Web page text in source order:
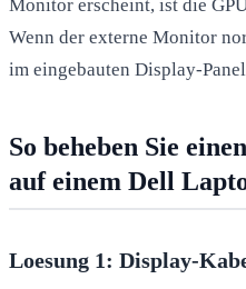
Monitor erscheint, ist die
Wenn der externe Monitor
im eingebauten Display-
So beheben Sie
auf einem Dell
Loesung 1: Display-